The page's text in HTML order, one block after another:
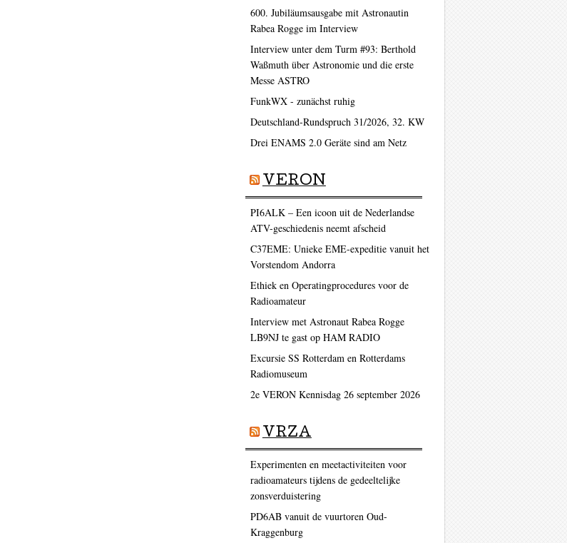
600. Jubiläumsausgabe mit Astronautin
Rabea Rogge im Interview
Interview unter dem Turm #93: Berthold
Waßmuth über Astronomie und die erste
Messe ASTRO
FunkWX - zunächst ruhig
Deutschland-Rundspruch 31/2026, 32. KW
Drei ENAMS 2.0 Geräte sind am Netz
VERON
PI6ALK – Een icoon uit de Nederlandse
ATV-geschiedenis neemt afscheid
C37EME: Unieke EME-expeditie vanuit het
Vorstendom Andorra
Ethiek en Operatingprocedures voor de
Radioamateur
Interview met Astronaut Rabea Rogge
LB9NJ te gast op HAM RADIO
Excursie SS Rotterdam en Rotterdams
Radiomuseum
2e VERON Kennisdag 26 september 2026
VRZA
Experimenten en meetactiviteiten voor
radioamateurs tijdens de gedeeltelijke
zonsverduistering
PD6AB vanuit de vuurtoren Oud-
Kraggenburg